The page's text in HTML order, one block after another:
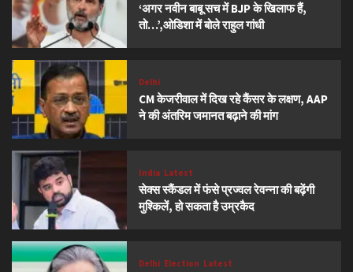
‘अगर नवीन बाबू सच में BJP के खिलाफ हैं,
तो…’,ओडिशा में बोले राहुल गांधी
Delhi
CM केजरीवाल में दिख रहे कैंसर के लक्षण, AAP
ने की अंतरिम जमानत बढ़ाने की मांग
India Latest
सेक्स स्कैंडल में फंसे प्रज्वल रेवन्ना की बढ़ेंगी
मुश्किलें, हो सकता है उम्रकैद
Delhi Election Latest